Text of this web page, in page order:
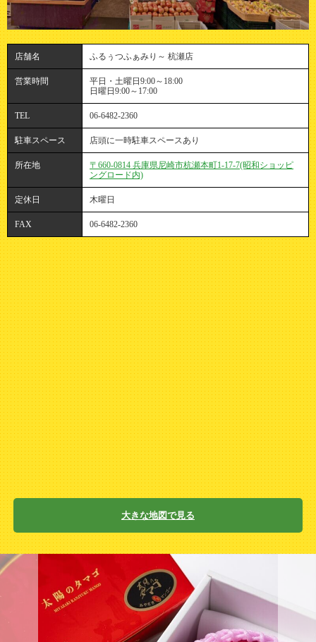
店舗名 ふるぅつふぁみり～ 杭瀬店
営業時間
平日・土曜日9:00～18:00
日曜日9:00～17:00
TEL 06-6482-2360
駐車スペース 店頭に一時駐車スペースあり
所在地
〒660-0814 兵庫県尼崎市杭瀬本町1-17-7(昭和ショッピ
ングロード内)
定休日 木曜日
FAX 06-6482-2360
大きな地図で見る